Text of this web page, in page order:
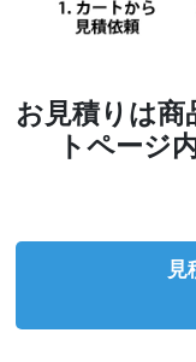
お見積りは商
トページ
見